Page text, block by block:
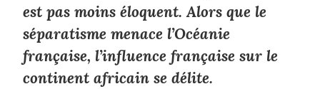
est pas moins éloquent. Alors que le
séparatisme menace l’Océanie
française, l’influence française sur le
continent africain se délite.